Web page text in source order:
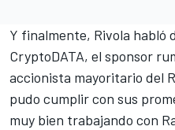
Y finalmente, Rivola habló
CryptoDATA, el sponsor
accionista mayoritario del
pudo cumplir con sus
muy bien trabajando con